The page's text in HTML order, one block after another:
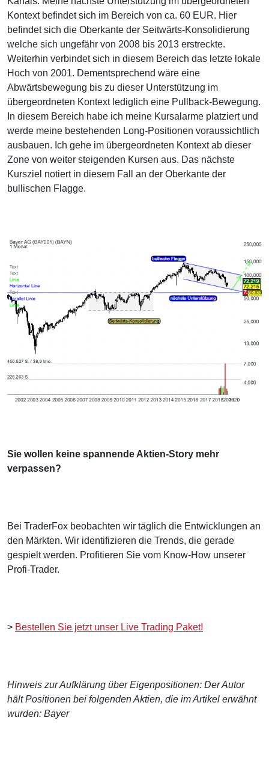
Kontext befindet sich im Bereich von ca. 60 EUR. Hier
befindet sich die Oberkante der Seitwärts-Konsolidierung
welche sich ungefähr von 2008 bis 2013 erstreckte.
Weiterhin verbindet sich in diesem Bereich das letzte lokale
Hoch von 2001. Dementsprechend wäre eine
Abwärtsbewegung bis zu dieser Unterstützung im
übergeordneten Kontext lediglich eine Pullback-Bewegung.
In diesem Bereich habe ich meine Kursalarme platziert und
werde meine bestehenden Long-Positionen voraussichtlich
ausbauen. Ich gehe im übergeordneten Kontext ab dieser
Zone von weiter steigenden Kursen aus. Das nächste
Kursziel notiert in diesem Fall an der Oberkante der
bullischen Flagge.
Sie wollen keine spannende Aktien-Story mehr
verpassen?
Bei TraderFox beobachten wir täglich die Entwicklungen an
den Märkten. Wir identifizieren die Trends, die gerade
gespielt werden. Profitieren Sie vom Know-How unserer
Profi-Trader.
> Bestellen Sie jetzt unser Live Trading Paket!
Hinweis zur Aufklärung über Eigenpositionen: Der Autor
hält Positionen bei folgenden Aktien, die im Artikel erwähnt
wurden: Bayer